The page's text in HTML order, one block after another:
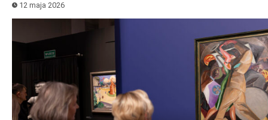
12 maja 2026
plików
dźwiękowych